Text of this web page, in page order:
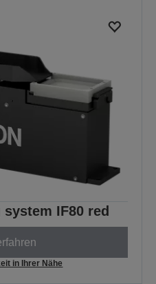
IF80 red
in Ihrer Nähe